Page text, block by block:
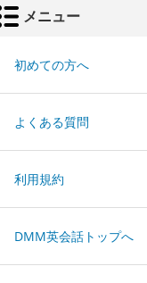
メニュー
初めての方へ
よくある質問
利用規約
DMM英会話トップへ